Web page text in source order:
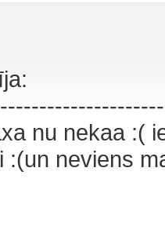
nu nekaa :(
:(un neviens